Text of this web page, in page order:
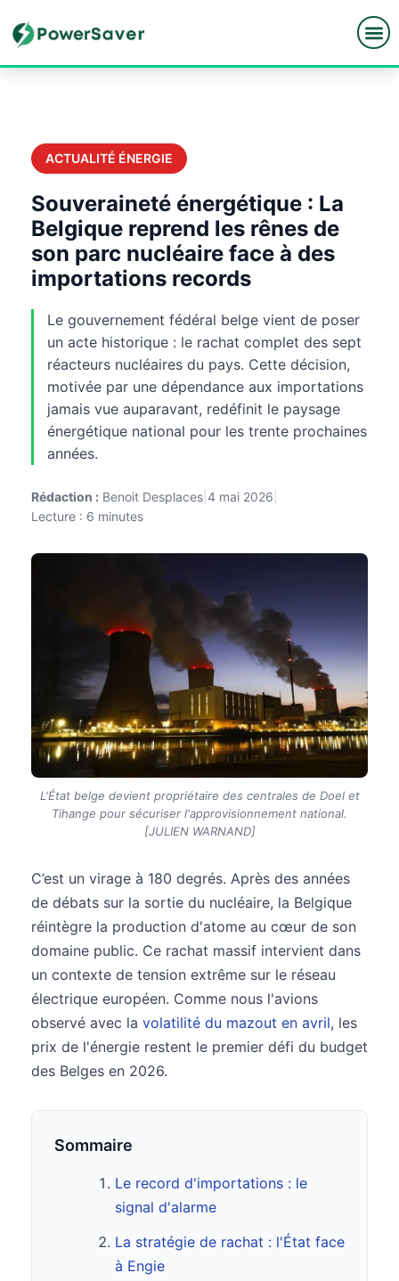
content
ACTUALITÉ ÉNERGIE
Souveraineté énergétique : La
Belgique reprend les rênes de
son parc nucléaire face à des
importations records
Le gouvernement fédéral belge vient de poser
un acte historique : le rachat complet des sept
réacteurs nucléaires du pays. Cette décision,
motivée par une dépendance aux importations
jamais vue auparavant, redéfinit le paysage
énergétique national pour les trente prochaines
années.
Rédaction : Benoit Desplaces 4 mai 2026
Lecture : 6 minutes
L'État belge devient propriétaire des centrales de Doel et
Tihange pour sécuriser l'approvisionnement national.
[JULIEN WARNAND]
C’est un virage à 180 degrés. Après des années
de débats sur la sortie du nucléaire, la Belgique
réintègre la production d'atome au cœur de son
domaine public. Ce rachat massif intervient dans
un contexte de tension extrême sur le réseau
électrique européen. Comme nous l'avions
observé avec la volatilité du mazout en avril, les
prix de l'énergie restent le premier défi du budget
des Belges en 2026.
Sommaire
Le record d'importations : le
signal d'alarme
La stratégie de rachat : l'État face
à Engie